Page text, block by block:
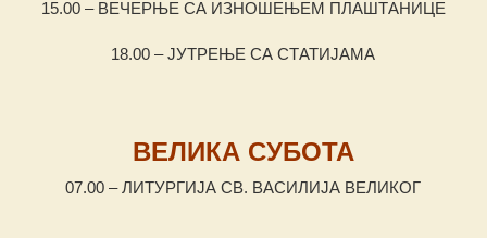
15.00 – ВЕЧЕРЊЕ СА ИЗНОШЕЊЕМ ПЛАШТАНИЦЕ
18.00 – ЈУТРЕЊЕ СА СТАТИЈАМА
ВЕЛИКА СУБОТА
07.00 – ЛИТУРГИЈА СВ. ВАСИЛИЈА ВЕЛИКОГ